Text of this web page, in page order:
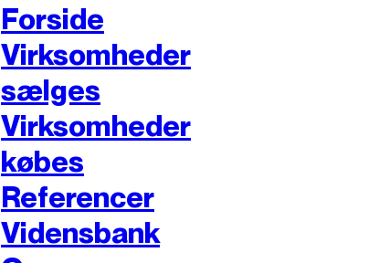
Forside
Virksomheder
sælges
Virksomheder
købes
Referencer
Vidensbank